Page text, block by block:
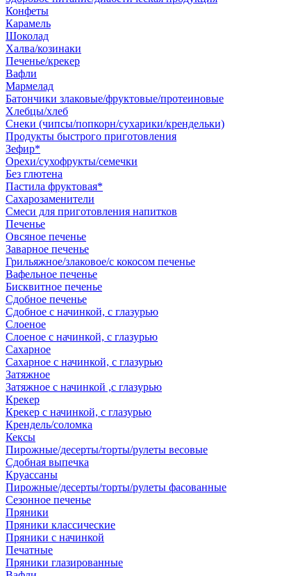
Конфеты
Карамель
Шоколад
Халва/козинаки
Печенье/крекер
Вафли
Мармелад
Батончики злаковые/фруктовые/протеиновые
Хлебцы/хлеб
Снеки (чипсы/попкорн/сухарики/крендельки)
Продукты быстрого приготовления
Зефир*
Орехи/сухофрукты/семечки
Без глютена
Пастила фруктовая*
Сахарозаменители
Смеси для приготовления напитков
Печенье
Овсяное печенье
Заварное печенье
Грильяжное/злаковое/с кокосом печенье
Вафельное печенье
Бисквитное печенье
Сдобное печенье
Сдобное с начинкой, с глазурью
Слоеное
Слоеное с начинкой, с глазурью
Сахарное
Сахарное с начинкой, с глазурью
Затяжное
Затяжное с начинкой ,с глазурью
Крекер
Крекер с начинкой, с глазурью
Крендель/соломка
Кексы
Пирожные/десерты/торты/рулеты весовые
Сдобная выпечка
Круассаны
Пирожные/десерты/торты/рулеты фасованные
Сезонное печенье
Пряники
Пряники классические
Пряники с начинкой
Печатные
Пряники глазированные